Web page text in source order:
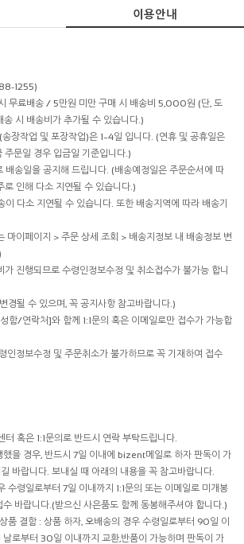
이용안내
1255)
료배송 / 5만원 미만 구매 시 배송비 5,000원 (단, 도
시 배송비가 추가될 수 있습니다.)
장작업 및 포장작업)은 1~4일 입니다. (연휴 및 공휴일은
주문일 경우 입금일 기준입니다.)
송일을 공지해 드립니다. (배송예정일은 주문순서에 따
로 인해 다소 지연될 수 있습니다.)
다소 지연될 수 있습니다. 또한 배송지역에 따라 배송기
마이페이지 > 주문 상세 조회 > 배송지정보 내 배송정보 변
진행되므로 수령인정보수정 및 취소접수가 불가능 합니
경될 수 있으며, 꼭 공지사항 참고바랍니다.)
함/연락처]와 함께 1:1문의 혹은 이메일로만 접수가 가능합
인정보수정 및 주문취소가 불가하므로 꼭 기재하여 접수
혹은 1:1문의로 반드시 연락 부탁드립니다.
했을 경우, 반드시 7일 이내에 bizent메일로 하자 판독이 가
바랍니다. 보내실 때 아래의 내용을 꼭 참고바랍니다.
수령일로부터 7일 이내까지 1:1문의 또는 이메일로 미개봉
바랍니다.(받으신 사은품도 함께 동봉해주셔야 합니다.)
품 결함 : 상품 하자, 오배송의 경우 수령일로부터 90일 이
날로부터 30일 이내까지 교환,반품이 가능하며 판독이 가